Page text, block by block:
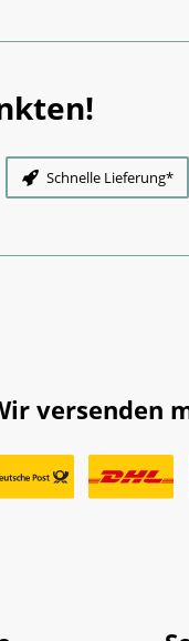
Schnelle Lieferung*
versenden